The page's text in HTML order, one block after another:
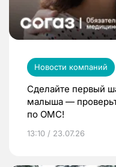
Новости компаний
Сделайте первый
малыша —
по ОМС!
13:10 / 23.07.26